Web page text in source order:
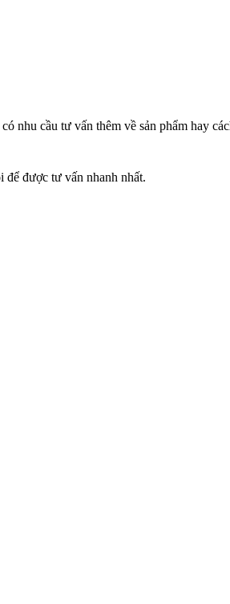
nhu cầu tư vấn thêm về sản phẩm hay
được tư vấn nhanh nhất.